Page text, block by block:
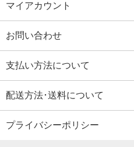
マイアカウント
お問い合わせ
支払い方法について
配送方法･送料について
プライバシーポリシー